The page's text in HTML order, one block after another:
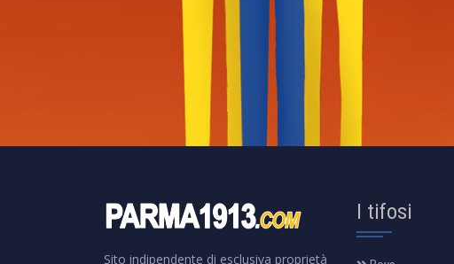
Sito indipendente di esclusiva proprietà
I tifosi